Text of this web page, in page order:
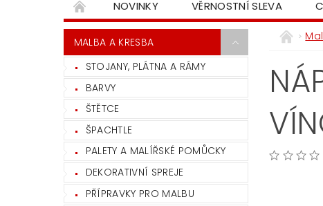
NOVINKY VĚRNOSTNÍ SLEVA
MALBA A KRESBA
STOJANY, PLÁTNA A RÁMY
BARVY
ŠTĚTCE
ŠPACHTLE
PALETY A MALÍŘSKÉ POMŮCKY
DEKORATIVNÍ SPREJE
PŘÍPRAVKY PRO MALBU